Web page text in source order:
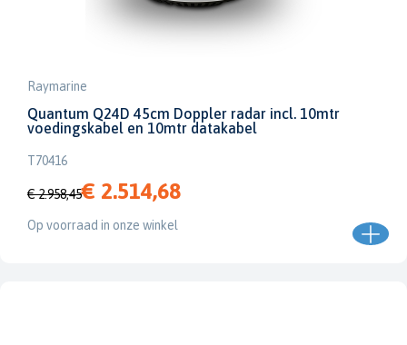
Raymarine
Quantum Q24D 45cm Doppler radar incl. 10mtr
voedingskabel en 10mtr datakabel
T70416
€ 2.958,45€ 2.514,68
Op voorraad in onze winkel